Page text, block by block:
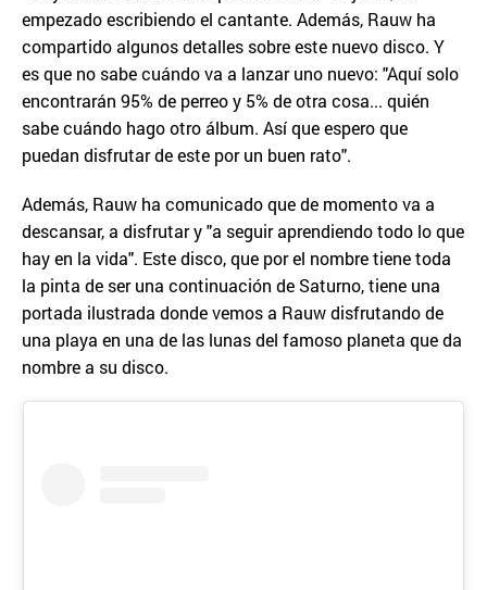
empezado escribiendo el cantante. Además, Rauw ha
compartido algunos detalles sobre este nuevo disco. Y
es que no sabe cuándo va a lanzar uno nuevo: "Aquí solo
encontrarán 95% de perreo y 5% de otra cosa... quién
sabe cuándo hago otro álbum. Así que espero que
puedan disfrutar de este por un buen rato".
Además, Rauw ha comunicado que de momento va a
descansar, a disfrutar y "a seguir aprendiendo todo lo que
hay en la vida". Este disco, que por el nombre tiene toda
la pinta de ser una continuación de Saturno, tiene una
portada ilustrada donde vemos a Rauw disfrutando de
una playa en una de las lunas del famoso planeta que da
nombre a su disco.